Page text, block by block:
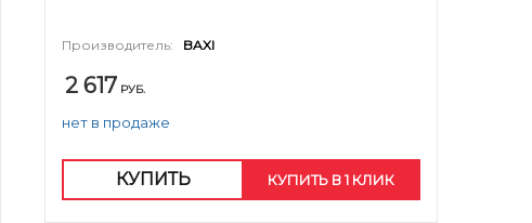
Производитель: BAXI
2 617 РУБ.
нет в продаже
КУПИТЬ КУПИТЬ В 1 КЛИК